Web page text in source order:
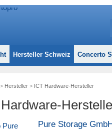
Hersteller Schweiz Concerto
Hersteller> ICT Hardware-Hersteller
Pure Storage